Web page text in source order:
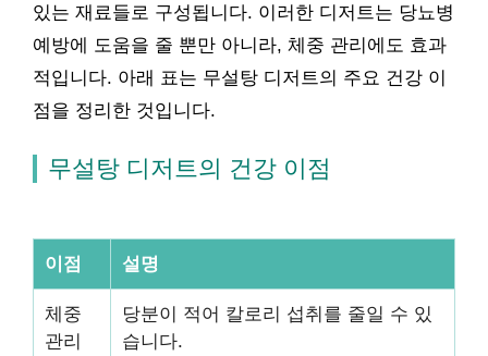
있는 재료들로 구성됩니다. 이러한 디저트는 당뇨병
예방에 도움을 줄 뿐만 아니라, 체중 관리에도 효과
적입니다. 아래 표는 무설탕 디저트의 주요 건강 이
점을 정리한 것입니다.
무설탕 디저트의 건강 이점
이점 설명
체중
관리
당분이 적어 칼로리 섭취를 줄일 수 있
습니다.